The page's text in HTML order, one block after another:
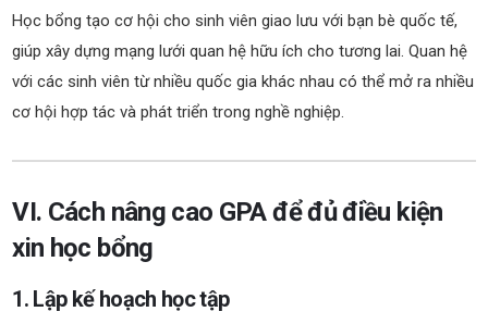
Học bổng tạo cơ hội cho sinh viên giao lưu với bạn bè quốc tế,
giúp xây dựng mạng lưới quan hệ hữu ích cho tương lai. Quan hệ
với các sinh viên từ nhiều quốc gia khác nhau có thể mở ra nhiều
cơ hội hợp tác và phát triển trong nghề nghiệp.
VI. Cách nâng cao GPA để đủ điều kiện
xin học bổng
1. Lập kế hoạch học tập